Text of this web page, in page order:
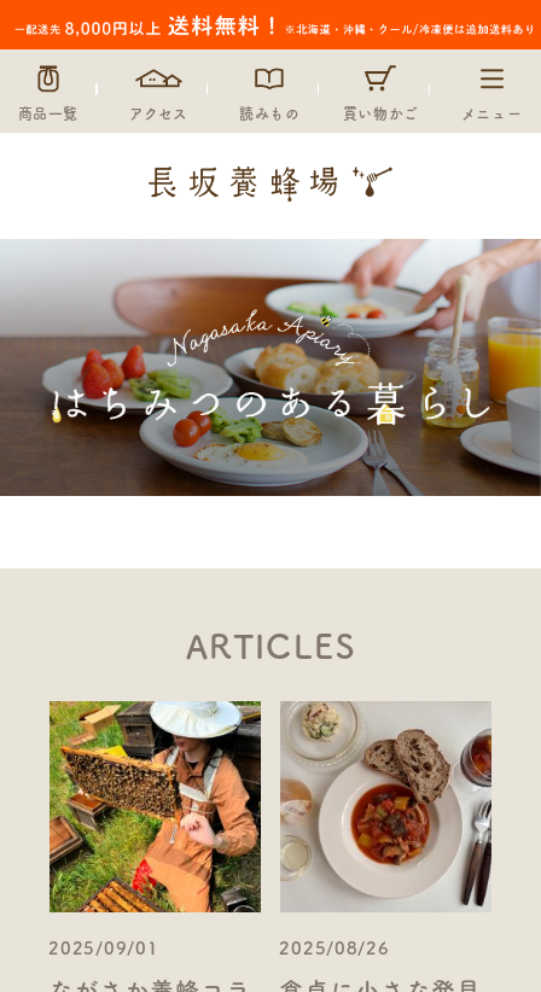
商品一覧 アクセス 読みもの 買い物かご メニュー
ARTICLES
2025/09/01 2025/08/26